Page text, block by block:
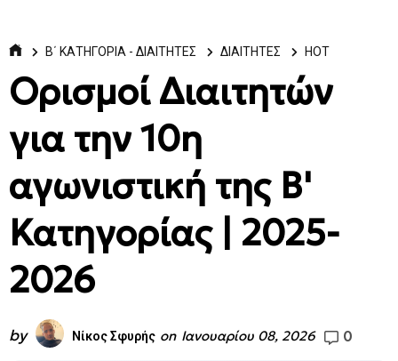
Β΄ ΚΑΤΗΓΟΡΙΑ - ΔΙΑΙΤΗΤΕΣ ΔΙΑΙΤΗΤΕΣ HOT
Ορισμοί Διαιτητών
για την 10η
αγωνιστική της Β'
Κατηγορίας | 2025-
2026
by Νίκος Σφυρής on Ιανουαρίου 08, 2026 0